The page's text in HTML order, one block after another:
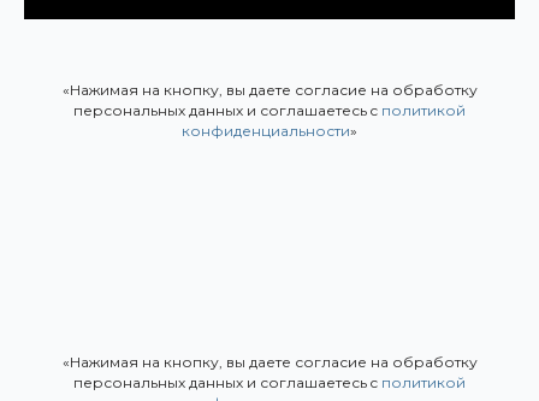
«Нажимая на кнопку, вы даете согласие на обработку
персональных данных и соглашаетесь c политикой
конфиденциальности»
«Нажимая на кнопку, вы даете согласие на обработку
персональных данных и соглашаетесь c политикой